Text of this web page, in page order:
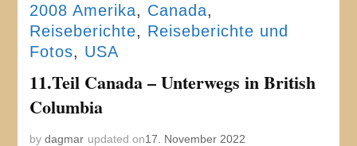
2008 Amerika, Canada,
Reiseberichte, Reiseberichte und
Fotos, USA
11.Teil Canada – Unterwegs in British
Columbia
bydagmar updated on17. November 2022